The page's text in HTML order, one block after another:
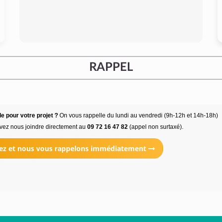
RAPPEL
pour votre projet ?On vous rappelle du lundi au vendredi (9h-12h et 14h-18h)
nous joindre directement au 09 72 16 47 82(appel non surtaxé).
et nous vous rappelons immédiatement